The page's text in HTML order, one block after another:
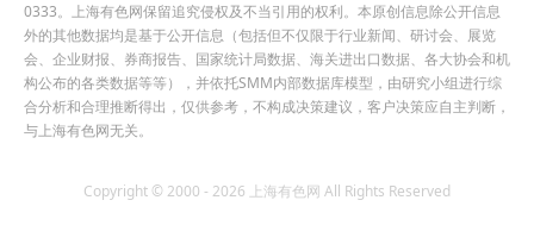
0333。上海有色网保留追究侵权及不当引用的权利。本原创信息除公开信息
外的其他数据均是基于公开信息（包括但不仅限于行业新闻、研讨会、展览
会、企业财报、券商报告、国家统计局数据、海关进出口数据、各大协会和机
构公布的各类数据等等），并依托SMM内部数据库模型，由研究小组进行综
合分析和合理推断得出，仅供参考，不构成决策建议，客户决策应自主判断，
与上海有色网无关。
Copyright © 2000 - 2026 上海有色网 All Rights Reserved